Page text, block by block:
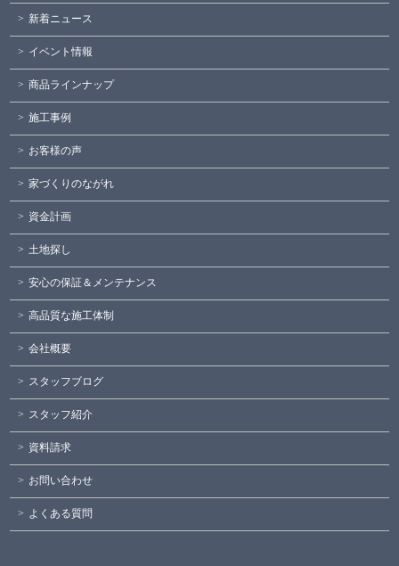
新着ニュース
イベント情報
商品ラインナップ
施工事例
お客様の声
家づくりのながれ
資金計画
土地探し
安心の保証＆メンテナンス
高品質な施工体制
会社概要
スタッフブログ
スタッフ紹介
資料請求
お問い合わせ
よくある質問